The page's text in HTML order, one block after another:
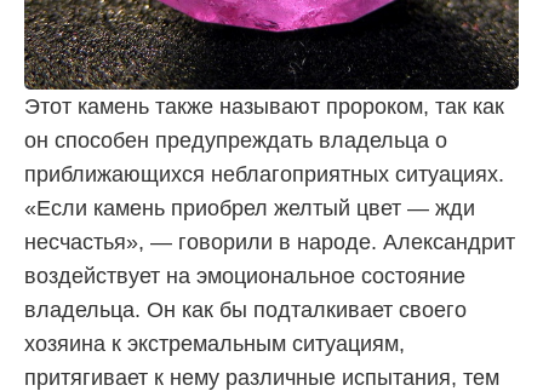
Этот камень также называют пророком, так как
он способен предупреждать владельца о
приближающихся неблагоприятных ситуациях.
«Если камень приобрел желтый цвет — жди
несчастья», — говорили в народе. Александрит
воздействует на эмоциональное состояние
владельца. Он как бы подталкивает своего
хозяина к экстремальным ситуациям,
притягивает к нему различные испытания, тем